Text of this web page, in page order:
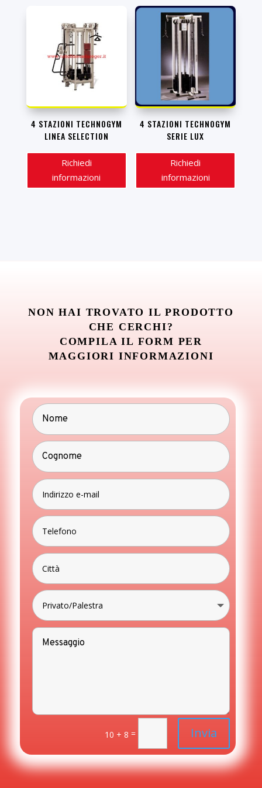
4 STAZIONI TECHNOGYM
LINEA SELECTION
Richiedi
informazioni
4 STAZIONI TECHNOGYM
SERIE LUX
Richiedi
informazioni
NON HAI TROVATO IL PRODOTTO
CHE CERCHI?
COMPILA IL FORM PER
MAGGIORI INFORMAZIONI
10 + 8 = Invia